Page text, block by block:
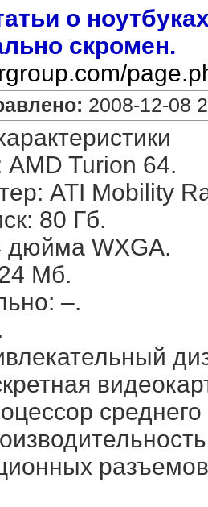
о
скромен.
2008-12-08
Turion 64.
ATI Mobility
80 Гб.
дюйма WXGA.
Мб.
–.